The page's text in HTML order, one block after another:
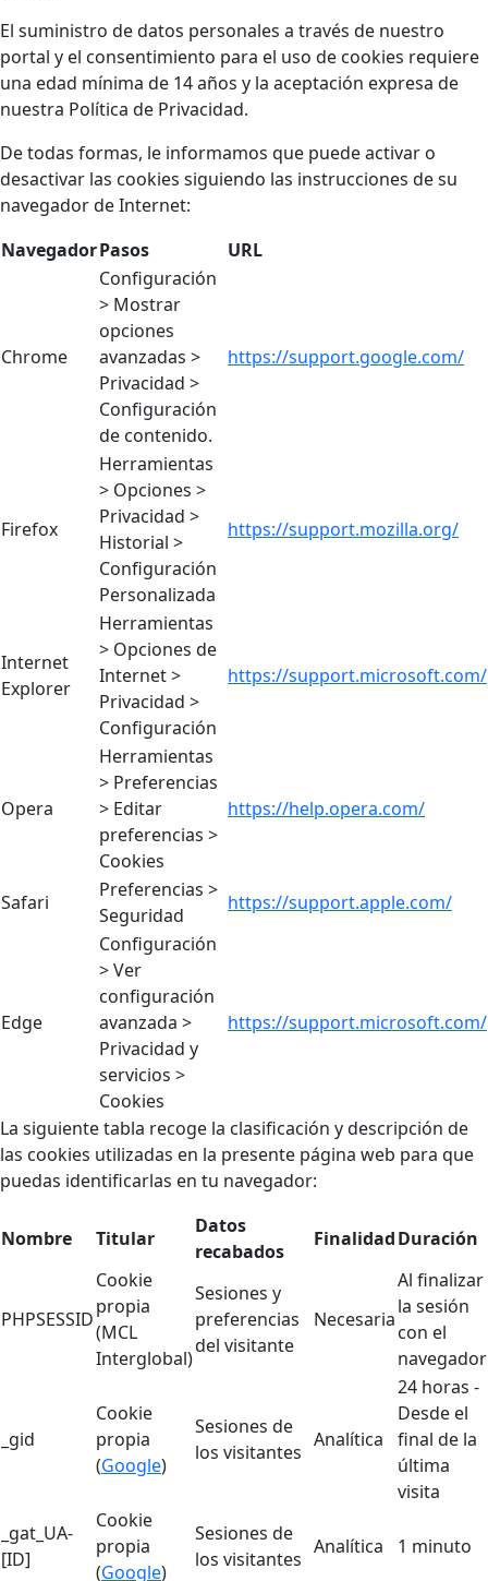
El suministro de datos personales a través de nuestro
portal y el consentimiento para el uso de cookies requiere
una edad mínima de 14 años y la aceptación expresa de
nuestra Política de Privacidad.
De todas formas, le informamos que puede activar o
desactivar las cookies siguiendo las instrucciones de su
navegador de Internet:
NavegadorPasos URL
Chrome
Configuración
> Mostrar
opciones
avanzadas >
Privacidad >
Configuración
de contenido.
https://support.google.com/
Firefox
Herramientas
> Opciones >
Privacidad >
Historial >
Configuración
Personalizada
https://support.mozilla.org/
Internet
Explorer
Herramientas
> Opciones de
Internet >
Privacidad >
Configuración
https://support.microsoft.com/
Opera
Herramientas
> Preferencias
> Editar
preferencias >
Cookies
https://help.opera.com/
Safari
Preferencias >
Seguridad
https://support.apple.com/
Edge
Configuración
> Ver
configuración
avanzada >
Privacidad y
servicios >
Cookies
https://support.microsoft.com/
La siguiente tabla recoge la clasificación y descripción de
las cookies utilizadas en la presente página web para que
puedas identificarlas en tu navegador:
Nombre Titular
Datos
recabados
FinalidadDuración
PHPSESSID
Cookie
propia
(MCL
Interglobal)
Sesiones y
preferencias
del visitante
Necesaria
Al finalizar
la sesión
con el
navegador
_gid
Cookie
propia
(Google)
Sesiones de
los visitantes
Analítica
24 horas -
Desde el
final de la
última
visita
_gat_UA-
[ID]
Cookie
propia
(Google)
Sesiones de
los visitantes
Analítica 1 minuto